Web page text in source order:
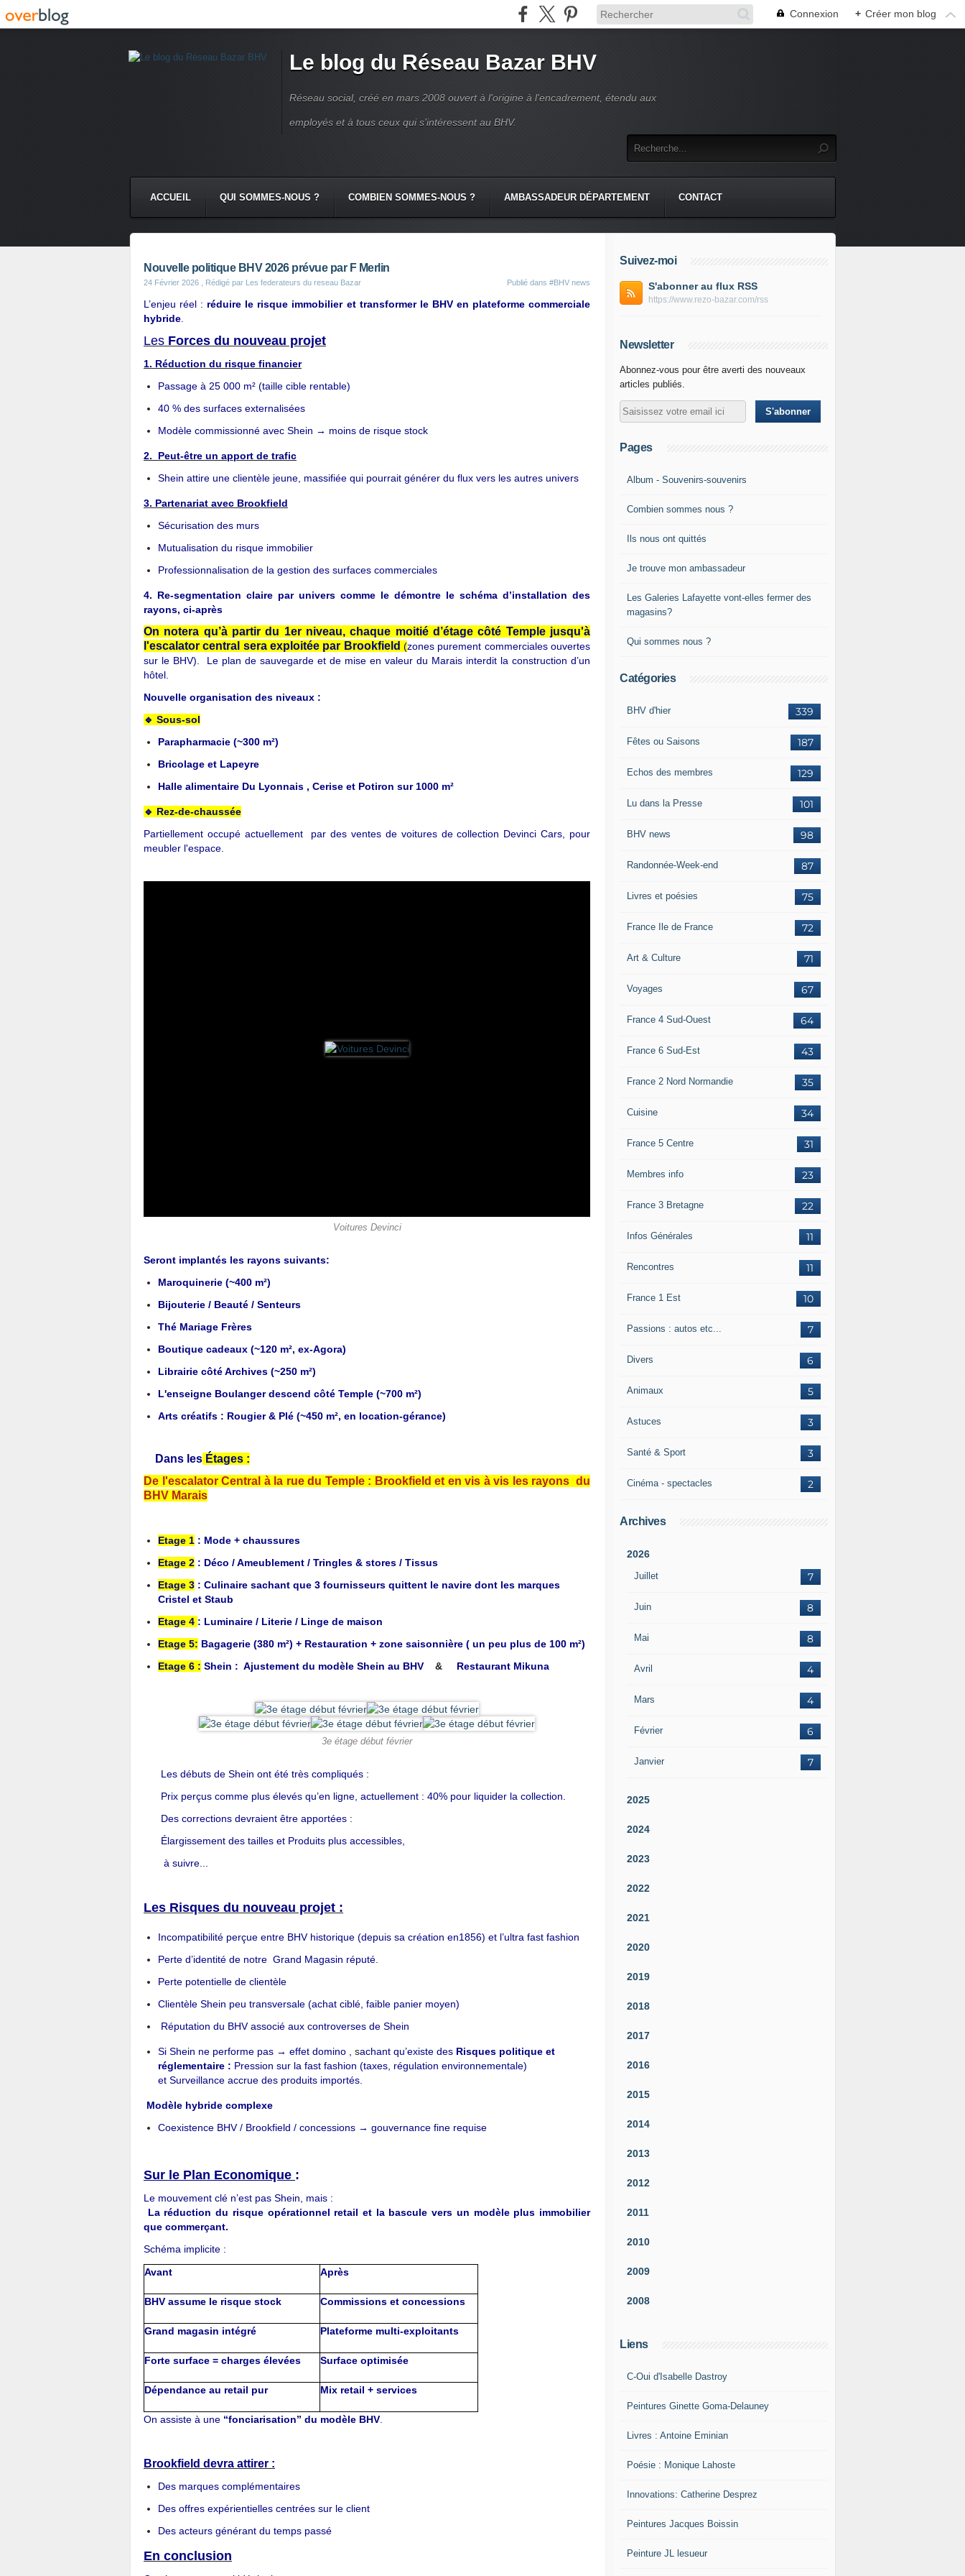
Connexion + Créer mon blog
Le blog du Réseau Bazar BHV
Réseau social, créé en mars 2008 ouvert à l'origine à l'encadrement, étendu aux
employés et à tous ceux qui s'intéressent au BHV.
ACCUEIL QUI SOMMES-NOUS ? COMBIEN SOMMES-NOUS ? AMBASSADEUR DÉPARTEMENT CONTACT
Nouvelle politique BHV 2026 prévue par F Merlin
24 Février 2026 , Rédigé par Les federateurs du reseau Bazar Publié dans #BHV news
L’enjeu réel : réduire le risque immobilier et transformer le BHV en plateforme commerciale
hybride
Les Forces du nouveau projet
1. Réduction du risque financier
Passage à 25 000 m² (taille cible rentable)
40 % des surfaces externalisées
Modèle commissionné avec Shein → moins de risque stock
2. Peut-être un apport de trafic
Shein attire une clientèle jeune, massifiée qui pourrait générer du flux vers les autres univers
3. Partenariat avec Brookfield
Sécurisation des murs
Mutualisation du risque immobilier
Professionnalisation de la gestion des surfaces commerciales
4. Re-segmentation claire par univers comme le démontre le schéma d’installation des
rayons, ci-après
On notera qu’à partir du 1er niveau, chaque moitié d’étage côté Temple jusqu'à
l'escalator central sera exploitée par Brookfield (zones purement commerciales ouvertes
sur le BHV).
Le plan de sauvegarde et de mise en valeur du Marais interdit la construction d’un
hôtel.
Nouvelle organisation des niveaux :
🔹 Sous-sol
Parapharmacie (~300 m²)
Bricolage et Lapeyre
Halle alimentaire Du Lyonnais , Cerise et Potiron sur 1000 m²
🔹 Rez-de-chaussée
Partiellement occupé actuellement par des ventes de voitures de collection Devinci Cars, pour
meubler l'espace.
Voitures Devinci
Seront implantés les rayons suivants:
Maroquinerie (~400 m²)
Bijouterie / Beauté / Senteurs
Thé Mariage Frères
Boutique cadeaux (~120 m², ex-Agora)
Librairie côté Archives (~250 m²)
L'enseigne Boulanger descend côté Temple (~700 m²)
Arts créatifs : Rougier & Plé (~450 m², en location-gérance)
Dans les Étages :
De l'escalator Central à la rue du Temple : Brookfield et en vis à vis les rayons du
BHV Marais
Etage 1 : Mode + chaussures
Etage 2 : Déco / Ameublement / Tringles & stores / Tissus
Etage 3 : Culinaire sachant que 3 fournisseurs quittent le navire dont les marques
Cristel et Staub
Etage 4 : Luminaire / Literie / Linge de maison
Etage 5: Bagagerie (380 m²) + Restauration + zone saisonnière ( un peu plus de 100 m²)
Etage 6 : Shein : Ajustement du modèle Shein au BHV & Restaurant Mikuna
3e étage début février
Les débuts de Shein ont été très compliqués :
Prix perçus comme plus élevés qu’en ligne, actuellement : 40% pour liquider la collection.
Des corrections devraient être apportées :
Élargissement des tailles et Produits plus accessibles,
à suivre...
Les Risques du nouveau projet :
Incompatibilité perçue entre BHV historique (depuis sa création en1856) et l’ultra fast fashion
Perte d’identité de notre Grand Magasin réputé.
Perte potentielle de clientèle
Clientèle Shein peu transversale (achat ciblé, faible panier moyen)
Réputation du BHV associé aux controverses de Shein
Si Shein ne performe pas → effet domino , sachant qu’existe des Risques politique et
réglementaire : Pression sur la fast fashion (taxes, régulation environnementale)
et Surveillance accrue des produits importés.
Modèle hybride complexe
Coexistence BHV / Brookfield / concessions → gouvernance fine requise
Sur le Plan Economique :
Le mouvement clé n’est pas Shein, mais :
La réduction du risque opérationnel retail et la bascule vers un modèle plus immobilier
que commerçant.
Schéma implicite :
Avant
Après
BHV assume le risque stock Commissions et concessions
Grand magasin intégré Plateforme multi-exploitants
Forte surface = charges élevées Surface optimisée
Dépendance au retail pur Mix retail + services
On assiste à une “fonciarisation” du modèle BHV
Brookfield devra attirer :
Des marques complémentaires
Des offres expérientielles centrées sur le client
Des acteurs générant du temps passé
En conclusion
Suivez-moi
S'abonner au flux RSS
https://www.rezo-bazar.com/rss
Newsletter
Abonnez-vous pour être averti des nouveaux
articles publiés.
Pages
Album - Souvenirs-souvenirs
Combien sommes nous ?
Ils nous ont quittés
Je trouve mon ambassadeur
Les Galeries Lafayette vont-elles fermer des
magasins?
Qui sommes nous ?
Catégories
339
BHV d'hier
187
Fêtes ou Saisons
129
Echos des membres
101
Lu dans la Presse
98
BHV news
87
Randonnée-Week-end
75
Livres et poésies
72
France Ile de France
71
Art & Culture
67
Voyages
64
France 4 Sud-Ouest
43
France 6 Sud-Est
35
France 2 Nord Normandie
34
Cuisine
31
France 5 Centre
23
Membres info
22
France 3 Bretagne
11
Infos Générales
11
Rencontres
10
France 1 Est
7
Passions : autos etc...
6
Divers
5
Animaux
3
Astuces
3
Santé & Sport
2
Cinéma - spectacles
Archives
2026
Juillet 7
Juin 8
Mai 8
Avril 4
Mars 4
Février 6
Janvier 7
2025
2024
2023
2022
2021
2020
2019
2018
2017
2016
2015
2014
2013
2012
2011
2010
2009
2008
Liens
C-Oui d'Isabelle Dastroy
Peintures Ginette Goma-Delauney
Livres : Antoine Eminian
Poésie : Monique Lahoste
Innovations: Catherine Desprez
Peintures Jacques Boissin
Peinture JL lesueur